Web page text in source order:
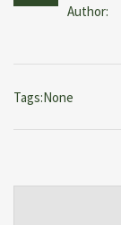
Author:
Tags:None